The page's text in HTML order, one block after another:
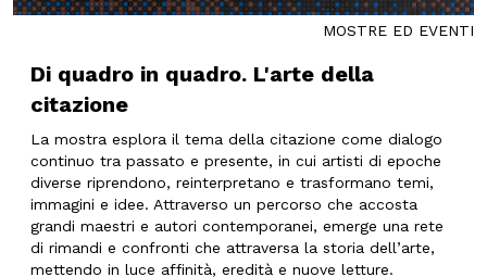
MOSTRE ED EVENTI
Di quadro in quadro. L'arte della
citazione
La mostra esplora il tema della citazione come dialogo
continuo tra passato e presente, in cui artisti di epoche
diverse riprendono, reinterpretano e trasformano temi,
immagini e idee. Attraverso un percorso che accosta
grandi maestri e autori contemporanei, emerge una rete
di rimandi e confronti che attraversa la storia dell’arte,
mettendo in luce affinità, eredità e nuove letture.